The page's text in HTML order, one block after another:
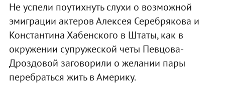
Не успели поутихнуть слухи о возможной
эмиграции актеров Алексея Серебрякова и
Константина Хабенского в Штаты, как в
окружении супружеской четы Певцова-
Дроздовой заговорили о желании пары
перебраться жить в Америку.